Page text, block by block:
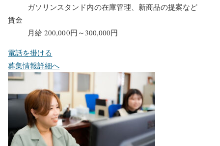
ガソリンスタンド内の在庫管理、新商品の提案など
賃金
月給 200,000円～300,000円
電話を掛ける
募集情報詳細へ